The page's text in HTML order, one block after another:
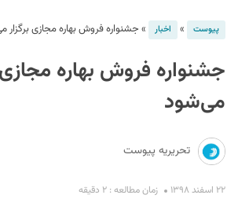
پیوست » اخبار » جشنواره فروش بهاره مجازی برگزار
جشنواره فروش بهاره مجازی
می‌شود
تحریریه پیوست
۲۲ اسفند ۱۳۹۸ زمان مطالعه : ۲ دقیقه